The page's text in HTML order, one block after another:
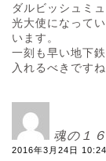
ダルビッシュミ
光大使になって
います。
一刻も早い地下
入れるべきですね
魂の１
2016年3月24日